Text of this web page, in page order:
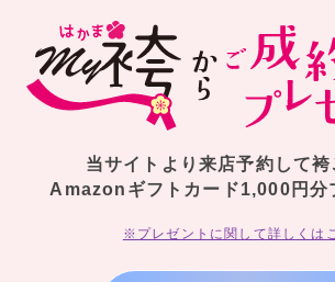
当サイトより来店予約して
Amazonギフトカード1,000円分
※プレゼントに関して詳しくは